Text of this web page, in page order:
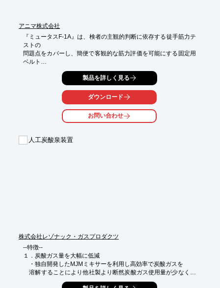
アニマ株式会社
『ミュータスF-1A』は、検者の主観的判断に依存する徒手筋力テ
ストの
問題点をカバーし、簡便で客観的な筋力評価を可能にする固定用
ベルト
方式の筋力計です。
専用端末でデータを保存、評価が可能です。
またすでに「μTas F-1」をご使用のユーザ様は、お手持ちの「F-
ワイヤレス接続対応にバージョンアップが可能です。
■安心してお使いいただける性能精度
製品を詳しく見る
ダウンロード
お問い合わせ
人工炭酸泉装置
株式会社レゾナック・ガスプロダクツ
--特徴--
１．炭酸ガス量を大幅に低減
・独自開発したMJMミキサーを利用し高効率で炭酸ガスを
    溶解することにより他社製より断然炭酸ガス使用量が少なくな